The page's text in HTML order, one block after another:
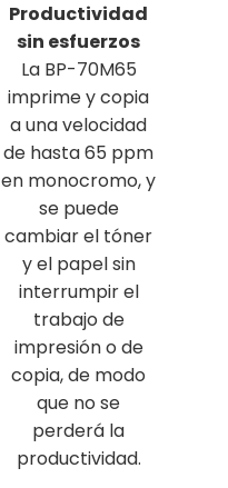
Productividad
sin esfuerzos
La BP-70M65
imprime y copia
a una velocidad
de hasta 65 ppm
en monocromo, y
se puede
cambiar el tóner
y el papel sin
interrumpir el
trabajo de
impresión o de
copia, de modo
que no se
perderá la
productividad.